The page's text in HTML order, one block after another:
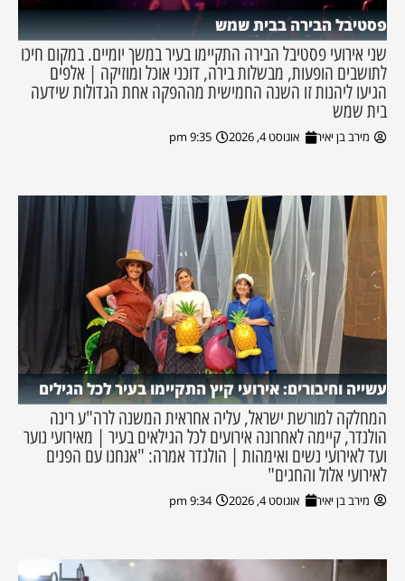
פסטיבל הבירה בבית שמש
שני אירועי פסטיבל הבירה התקיימו בעיר במשך יומיים. במקום חיכו
לתושבים הופעות, מבשלות בירה, דוכני אוכל ומוזיקה | אלפים
הגיעו ליהנות זו השנה החמישית מההפקה אחת הגדולות שידעה
בית שמש
מירב בן יאיר אוגוסט 4, 2026 9:35 pm
עשייה וחיבורים: אירועי קיץ התקיימו בעיר לכל הגילים
המחלקה למורשת ישראל, עליה אחראית המשנה לרה"ע רינה
הולנדר, קיימה לאחרונה אירועים לכל הגילאים בעיר | מאירועי נוער
ועד לאירועי נשים ואימהות | הולנדר אמרה: "אנחנו עם הפנים
לאירועי אלול והחגים"
מירב בן יאיר אוגוסט 4, 2026 9:34 pm